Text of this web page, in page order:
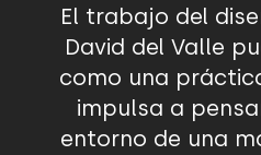
El trabajo del
David del Valle
como una
impulsa a
entorno de una